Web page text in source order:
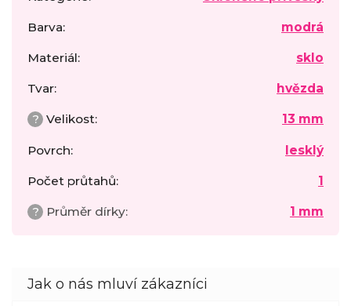
Barva: modrá
Materiál: sklo
Tvar: hvězda
? Velikost: 13 mm
Povrch: lesklý
Počet průtahů: 1
? Průměr dírky: 1 mm